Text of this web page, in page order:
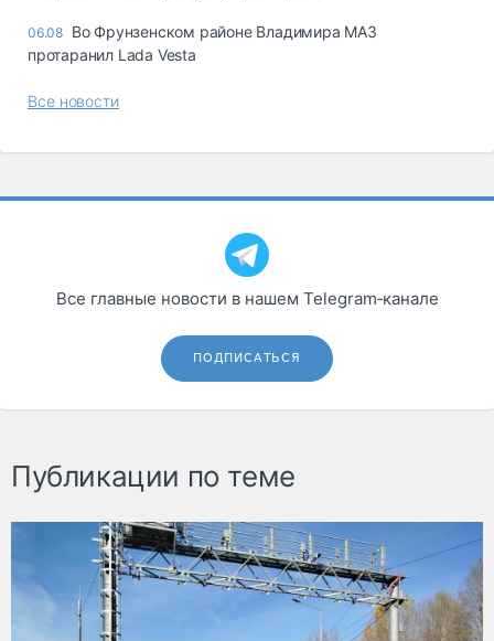
06.08 Во Фрунзенском районе Владимира МАЗ
протаранил Lada Vesta
Все новости
Все главные новости в нашем Telegram‑канале
ПОДПИСАТЬСЯ
Публикации по теме